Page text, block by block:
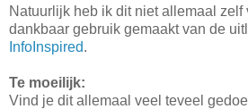
Natuurlijk heb ik dit niet allemaal zelf
dankbaar gebruik gemaakt van de
InfoInspired.
Te moeilijk:
Vind je dit allemaal veel teveel